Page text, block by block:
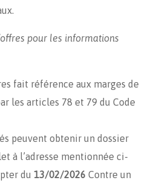
pour les informations
fait référence aux marges de
les articles 78 et 79 du Code
peuvent obtenir un dossier
à l’adresse mentionnée ci-
du 13/02/2026 Contre un